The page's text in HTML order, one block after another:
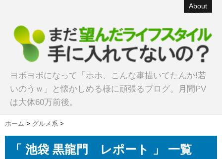
About
ヨボヨボになって「ホホ、こんな事描いてたんか!若
いのうｗ」と懐かしめる様に頑張るブログ。月間PV
は大体60万前後。
ホーム > グルメ系 >
「 池袋 黒龍門 レポート 」 一覧